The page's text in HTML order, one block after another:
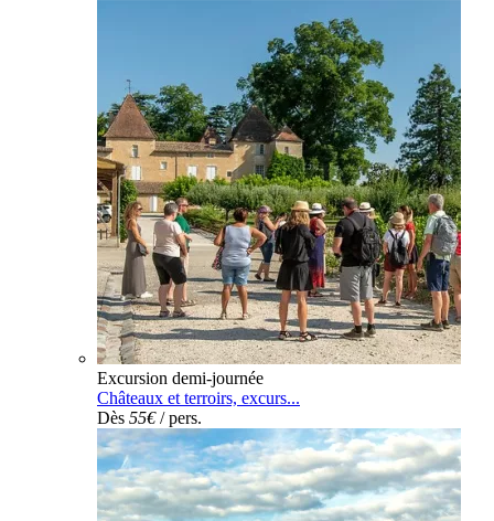
Excursion demi-journée
Châteaux et terroirs, excurs...
Dès 55€/ pers.